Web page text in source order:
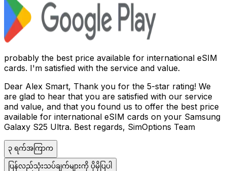
probably the best price available for international eSIM
cards. I'm satisfied with the service and value.
Dear Alex Smart, Thank you for the 5-star rating! We
are glad to hear that you are satisfied with our service
and value, and that you found us to offer the best price
available for international eSIM cards on your Samsung
Galaxy S25 Ultra. Best regards, SimOptions Team
၃ ရက်အကြာက
ပြန်လည်သုံးသပ်ချက်များကို ပိုမိုပြပါ